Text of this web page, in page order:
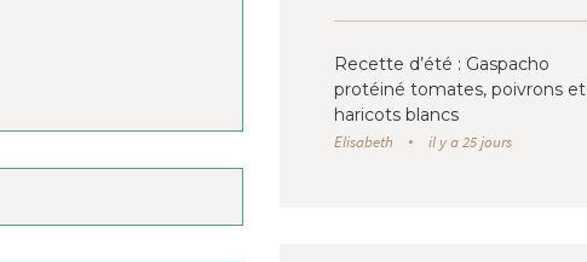
Recette d’été : Gaspacho
protéiné tomates, poivrons et
haricots blancs
Elisabeth il y a 25 jours